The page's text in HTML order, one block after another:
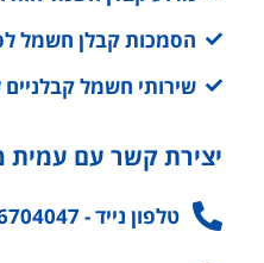
הסמכות קבלן חשמל
שירותי חשמל
יצירת קשר עם
טלפון נייד - 052-6704047